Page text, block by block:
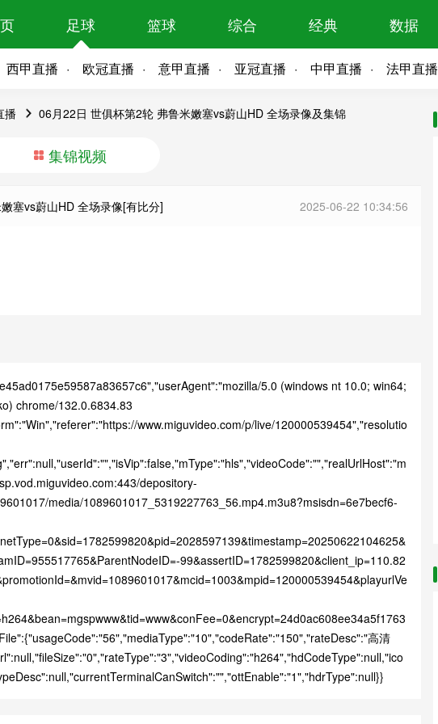
足球 篮球 综合 经典 数据
西甲直播 欧冠直播 意甲直播 亚冠直播 中甲直播 法甲直播
播 06月22日 世俱杯第2轮 弗鲁米嫩塞vs蔚山HD 全场录像及集锦
集锦视频
塞vs蔚山HD 全场录像[有比分] 2025-06-22 10:34:56
5.0 (windows nt 10.0; win64;
chrome/132.0.6834.83
www.miguvideo.com/p/live/120000539454","resolutio
depository-
media/1089601017_5319227763_56.mp4.m3u8?msisdn=6e7becf6-
99&assertID=1782599820&client_ip=110.82
高清